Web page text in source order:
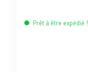
Prêt à être expédié !